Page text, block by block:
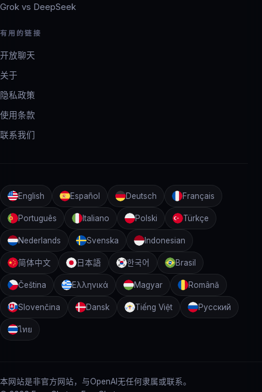
Grok vs DeepSeek
有用的链接
开放聊天
关于
隐私政策
使用条款
联系我们
English Español Deutsch Français
Português Italiano Polski Türkçe
Nederlands Svenska Indonesian
简体中文 日本語 한국어 Brasil
Čeština Ελληνικά Magyar Română
Slovenčina Dansk Tiếng Việt Русский
ไทย
本网站是非官方网站，与OpenAI无任何隶属或联系。